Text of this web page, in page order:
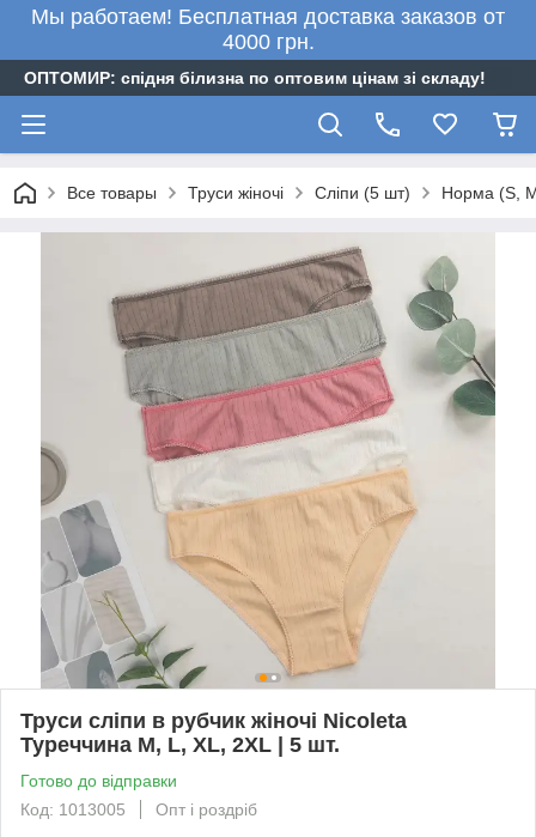
Мы работаем! Бесплатная доставка заказов от
4000 грн.
ОПТОМИР: спідня білизна по оптовим цінам зі складу!
Все товары Труси жіночі Сліпи (5 шт) Норма (S,
Труси сліпи в рубчик жіночі Nicoleta
Туреччина M, L, XL, 2XL | 5 шт.
Готово до відправки
Код: 1013005
Опт і роздріб